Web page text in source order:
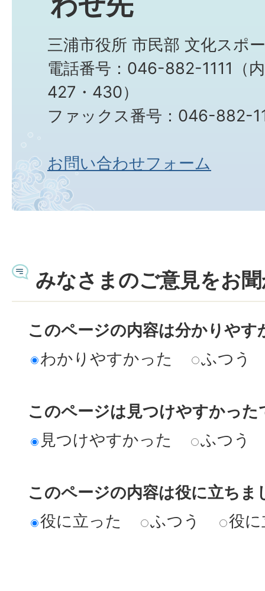
三浦市役所 市民部 文化スポ
電話番号：046-882-1111（
427・430）
ファックス番号：046-882-
お問い合わせフォーム
みなさまのご意見をお
このページの内容は分かりやす
わかりやすかった
ふつう
このページは見つけやすかった
見つけやすかった
ふつう
このページの内容は役に立ちま
役に立った
ふつう 役